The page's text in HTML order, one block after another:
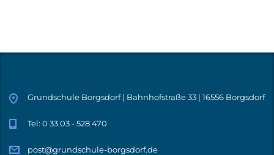
Grundschule Borgsdorf | Bahnhofstraße 33 | 16556 Borgsdorf
Tel: 0 33 03 - 528 470
post@grundschule-borgsdorf.de